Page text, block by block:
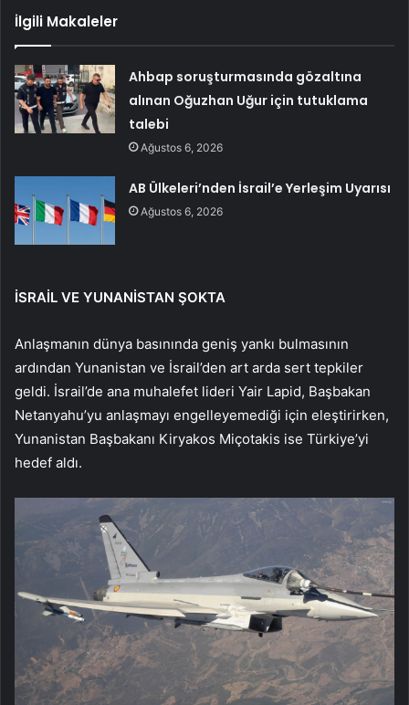
İlgili Makaleler
Ahbap soruşturmasında gözaltına
alınan Oğuzhan Uğur için tutuklama
talebi
Ağustos 6, 2026
AB Ülkeleri’nden İsrail’e Yerleşim Uyarısı
Ağustos 6, 2026
İSRAİL VE YUNANİSTAN ŞOKTA
Anlaşmanın dünya basınında geniş yankı bulmasının
ardından Yunanistan ve İsrail’den art arda sert tepkiler
geldi. İsrail’de ana muhalefet lideri Yair Lapid, Başbakan
Netanyahu’yu anlaşmayı engelleyemediği için eleştirirken,
Yunanistan Başbakanı Kiryakos Miçotakis ise Türkiye’yi
hedef aldı.